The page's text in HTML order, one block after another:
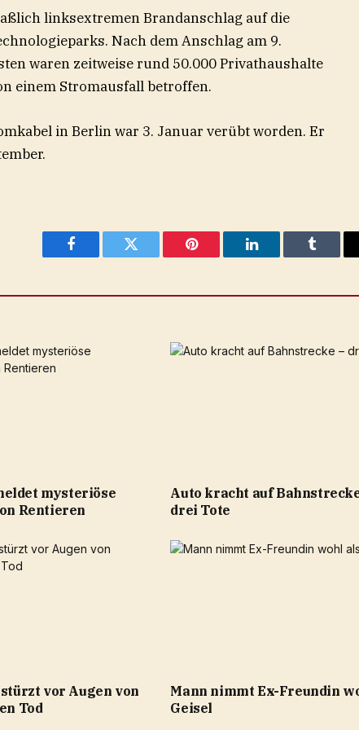
linksextremen Brandanschlag auf die
Nach dem Anschlag am 9.
waren zeitweise rund 50.000 Privathaushalte
einem Stromausfall betroffen.
in Berlin war 3. Januar verübt worden. Er
Facebook Twitter Pinterest LinkedIn Tumblr
mysteriöse
Rentieren
Auto kracht auf
drei Tote
vor Augen von
Tod
Mann nimmt Ex-Freundin
Geisel